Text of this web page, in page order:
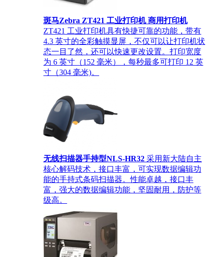
斑马Zebra ZT421 工业打印机 商用打印机
ZT421 工业打印机具有快捷可靠的功能，带有
4.3 英寸的全彩触摸显屏，不仅可以让打印机状
态一目了然，还可以快速更改设置。打印宽度
为 6 英寸（152 毫米），每秒最多可打印 12 英
寸（304 毫米)。
无线扫描器手持型NLS-HR32 采用新大陆自主
核心解码技术，接口丰富，可实现数据编辑功
能的手持式条码扫描器。性能卓越，接口丰
富，强大的数据编辑功能，坚固耐用，防护等
级高。